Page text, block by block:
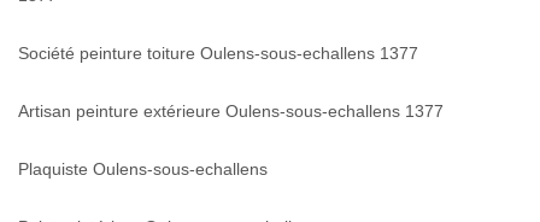
Société peinture toiture Oulens-sous-echallens 1377
Artisan peinture extérieure Oulens-sous-echallens 1377
Plaquiste Oulens-sous-echallens